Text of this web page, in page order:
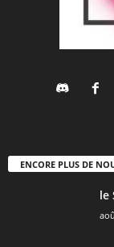
ENCORE PLUS DE
le